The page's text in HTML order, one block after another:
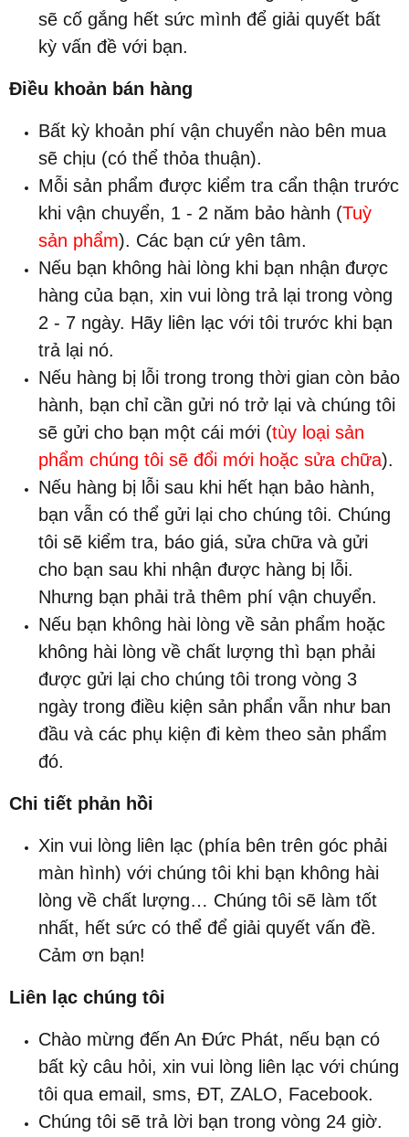
sẽ cố gắng hết sức mình để giải quyết bất
kỳ vấn đề với bạn.
Điều khoản bán hàng
Bất kỳ khoản phí vận chuyển nào bên mua
sẽ chịu (có thể thỏa thuận).
Mỗi sản phẩm được kiểm tra cẩn thận trước
khi vận chuyển, 1 - 2 năm bảo hành (Tuỳ
sản phẩm). Các bạn cứ yên tâm.
Nếu bạn không hài lòng khi bạn nhận được
hàng của bạn, xin vui lòng trả lại trong vòng
2 - 7 ngày. Hãy liên lạc với tôi trước khi bạn
trả lại nó.
Nếu hàng bị lỗi trong trong thời gian còn bảo
hành, bạn chỉ cần gửi nó trở lại và chúng tôi
sẽ gửi cho bạn một cái mới (tùy loại sản
phẩm chúng tôi sẽ đổi mới hoặc sửa chữa).
Nếu hàng bị lỗi sau khi hết hạn bảo hành,
bạn vẫn có thể gửi lại cho chúng tôi. Chúng
tôi sẽ kiểm tra, báo giá, sửa chữa và gửi
cho bạn sau khi nhận được hàng bị lỗi.
Nhưng bạn phải trả thêm phí vận chuyển.
Nếu bạn không hài lòng về sản phẩm hoặc
không hài lòng về chất lượng thì bạn phải
được gửi lại cho chúng tôi trong vòng 3
ngày trong điều kiện sản phẩn vẫn như ban
đầu và các phụ kiện đi kèm theo sản phẩm
đó.
Chi tiết phản hồi
Xin vui lòng liên lạc (phía bên trên góc phải
màn hình) với chúng tôi khi bạn không hài
lòng về chất lượng… Chúng tôi sẽ làm tốt
nhất, hết sức có thể để giải quyết vấn đề.
Cảm ơn bạn!
Liên lạc chúng tôi
Chào mừng đến An Đức Phát, nếu bạn có
bất kỳ câu hỏi, xin vui lòng liên lạc với chúng
tôi qua email, sms, ĐT, ZALO, Facebook.
Chúng tôi sẽ trả lời bạn trong vòng 24 giờ.